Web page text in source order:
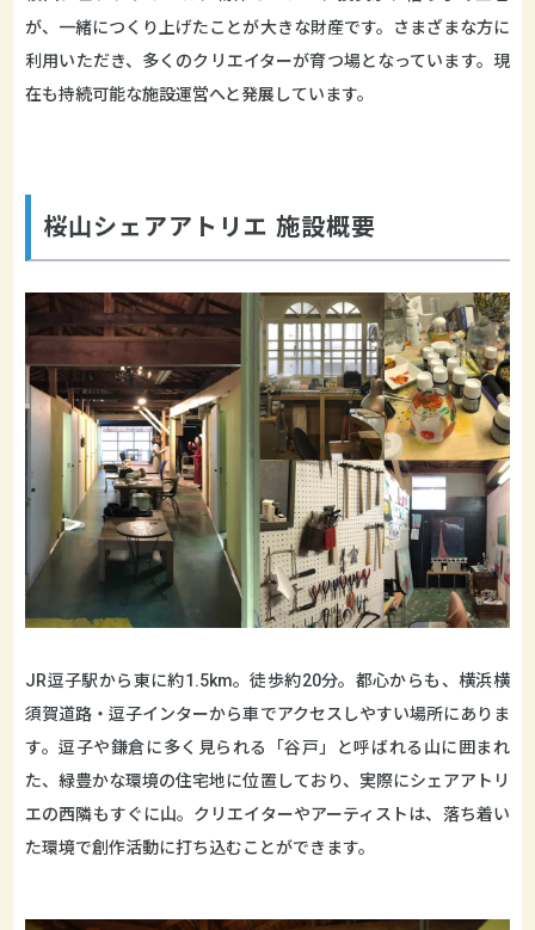
が、一緒につくり上げたことが大きな財産です。さまざまな方に
利用いただき、多くのクリエイターが育つ場となっています。現
在も持続可能な施設運営へと発展しています。
桜山シェアアトリエ 施設概要
JR逗子駅から東に約1.5km。徒歩約20分。都心からも、横浜横
須賀道路・逗子インターから車でアクセスしやすい場所にありま
す。逗子や鎌倉に多く見られる「谷戸」と呼ばれる山に囲まれ
た、緑豊かな環境の住宅地に位置しており、実際にシェアアトリ
エの西隣もすぐに山。クリエイターやアーティストは、落ち着い
た環境で創作活動に打ち込むことができます。